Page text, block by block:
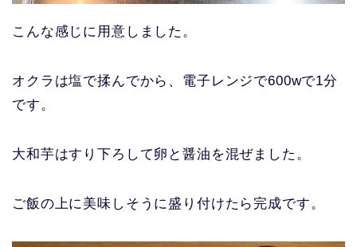
こんな感じに用意しました。
オクラは塩で揉んでから、電子レンジで600wで1分
です。
大和芋はすり下ろして卵と醤油を混ぜました。
ご飯の上に美味しそうに盛り付けたら完成です。